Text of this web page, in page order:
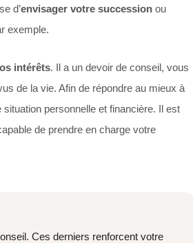
d’envisager votre succession ou
exemple.
intérêts. Il a un devoir de conseil, vous
de la vie. Afin de répondre au mieux à
personnelle et financière. Il est
de prendre en charge votre
Ces derniers renforcent votre